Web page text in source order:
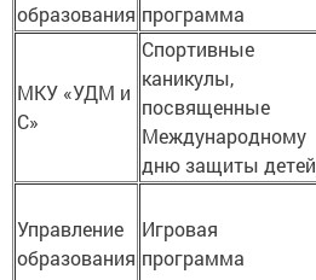
образования программа
МКУ «УДМ и
С»
Спортивные
каникулы,
посвященные
Международному
дню защиты детей
Управление
образования
Игровая
программа